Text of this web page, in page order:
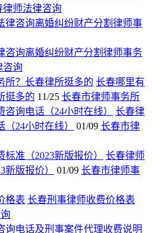
律师法律咨询
咨询离婚纠纷财产分割律师事务
咨询
长春哪里有
挺多的 11/25 长春市律师事务所
长春律
24小时在线）
01/09 长春市律
长春律师
新版报价）
01/09 长春市律师事
长春刑事律师收费价格表